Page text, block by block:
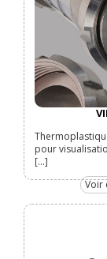
pour
[...]
Voir